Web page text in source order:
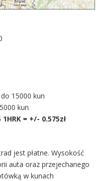
15000 kun
kun
= +/- 0.575zł
jest płatne. Wysokość
auta oraz przejechanego
w kunach